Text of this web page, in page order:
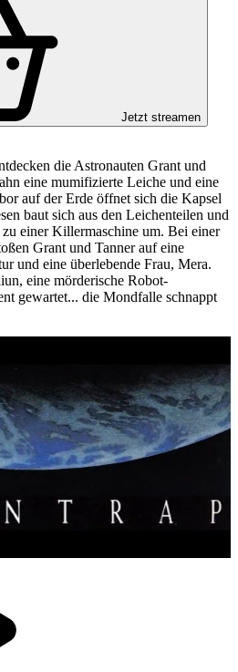
Jetzt streamen
die Astronauten Grant und
eine mumifizierte Leiche und eine
auf der Erde öffnet sich die Kapsel
baut sich aus den Leichenteilen und
einer Killermaschine um. Bei einer
Grant und Tanner auf eine
und eine überlebende Frau, Mera.
eine mörderische Robot-
gewartet... die Mondfalle schnappt